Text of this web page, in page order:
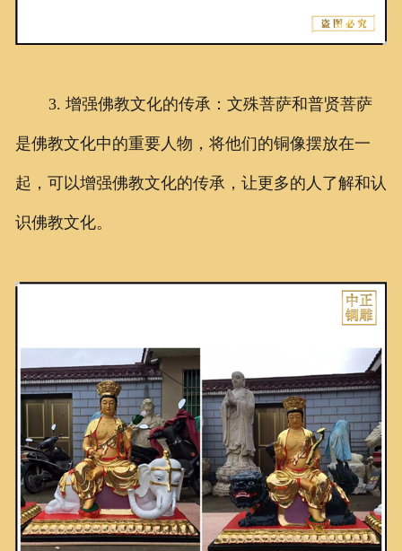
3. 增强佛教文化的传承：文殊菩萨和普贤菩萨
是佛教文化中的重要人物，将他们的铜像摆放在一
起，可以增强佛教文化的传承，让更多的人了解和认
识佛教文化。